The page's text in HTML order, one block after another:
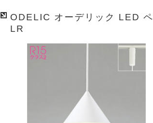
ODELIC オーデリック LED
LR